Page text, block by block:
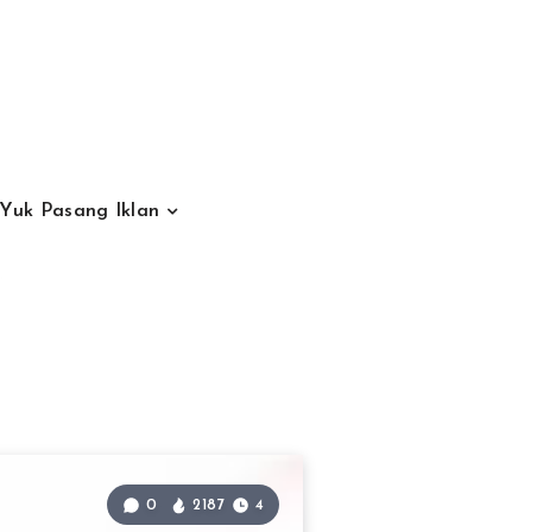
Yuk Pasang Iklan
0 2187 4